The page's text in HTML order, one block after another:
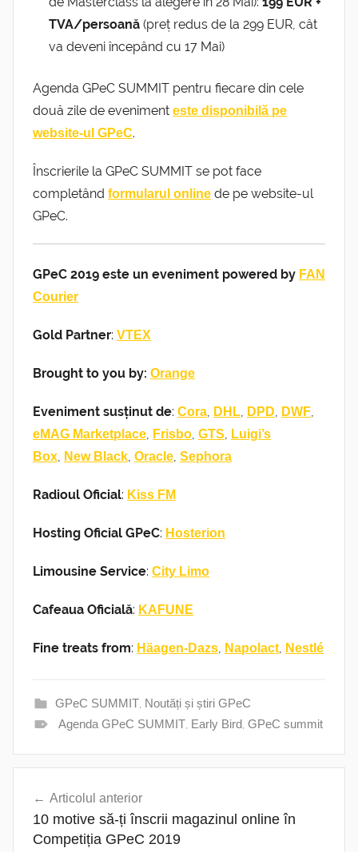
TVA/persoană (preț redus de la 299 EUR, cât
va deveni începând cu 17 Mai)
Agenda GPeC SUMMIT pentru fiecare din cele
două zile de eveniment este disponibilă pe
website-ul GPeC.
Înscrierile la GPeC SUMMIT se pot face
completând formularul online de pe website-ul
GPeC.
GPeC 2019 este un eveniment powered by FAN
Courier
Gold Partner: VTEX
Brought to you by: Orange
Eveniment susținut de: Cora, DHL, DPD, DWF,
eMAG Marketplace, Frisbo, GTS, Luigi’s
Box, New Black, Oracle, Sephora
Radioul Oficial: Kiss FM
Hosting Oficial GPeC: Hosterion
Limousine Service: City Limo
Cafeaua Oficială: KAFUNE
Fine treats from: Häagen-Dazs, Napolact, Nestlé
GPeC SUMMIT, Noutăți și știri GPeC
Agenda GPeC SUMMIT, Early Bird, GPeC summit
articole
Articolul anterior
10 motive să-ți înscrii magazinul online în
Competiția GPeC 2019